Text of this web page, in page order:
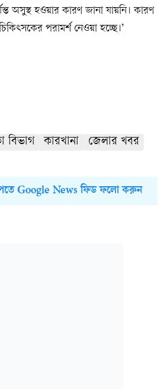
অসুস্থ হওয়ার কারণ জানা যায়নি। কারণ
পরামর্শ নেওয়া হচ্ছে।’
বিভাগ কারখানা
জেলার খবর
Google News ফিড ফলো করুন